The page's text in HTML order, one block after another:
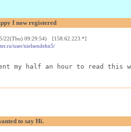
I now registered
22(Thu) 09:29:54) [158.62.223.*]
user/nielsendehn5/
my half an hour to read
to say Hi.